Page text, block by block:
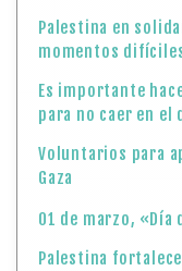
Palestina en
momentos
Es importante
para no caer en el
Voluntarios para
Gaza
01 de marzo, «Día
Palestina